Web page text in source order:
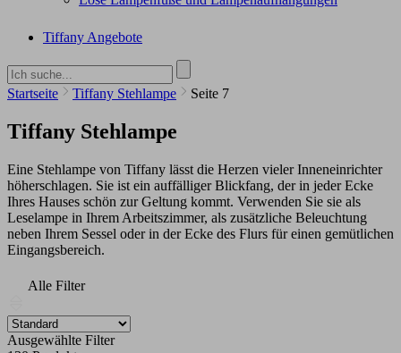
Tiffany Angebote
Startseite Tiffany Stehlampe Seite 7
Tiffany Stehlampe
Eine Stehlampe von Tiffany lässt die Herzen vieler Inneneinrichter
höherschlagen. Sie ist ein auffälliger Blickfang, der in jeder Ecke
Ihres Hauses schön zur Geltung kommt. Verwenden Sie sie als
Leselampe in Ihrem Arbeitszimmer, als zusätzliche Beleuchtung
neben Ihrem Sessel oder in der Ecke des Flurs für einen gemütlichen
Eingangsbereich.
Alle Filter
Ausgewählte Filter